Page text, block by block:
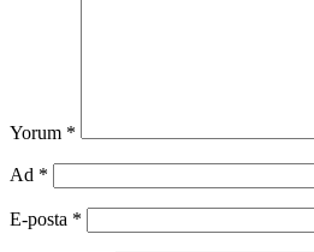
Yorum *
Ad *
E-posta *